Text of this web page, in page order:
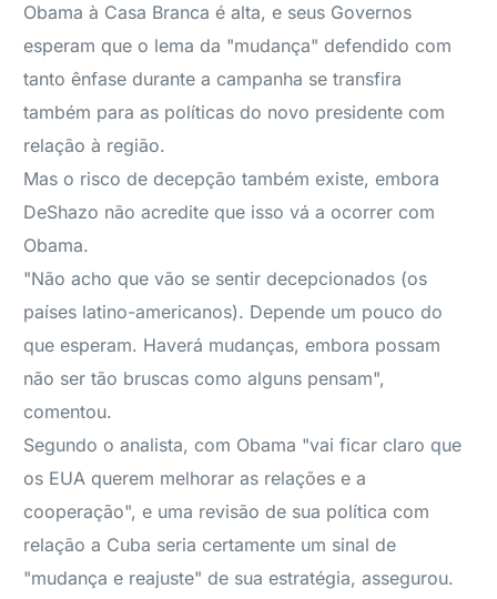
Obama à Casa Branca é alta, e seus Governos
esperam que o lema da "mudança" defendido com
tanto ênfase durante a campanha se transfira
também para as políticas do novo presidente com
relação à região.
Mas o risco de decepção também existe, embora
DeShazo não acredite que isso vá a ocorrer com
Obama.
"Não acho que vão se sentir decepcionados (os
países latino-americanos). Depende um pouco do
que esperam. Haverá mudanças, embora possam
não ser tão bruscas como alguns pensam",
comentou.
Segundo o analista, com Obama "vai ficar claro que
os EUA querem melhorar as relações e a
cooperação", e uma revisão de sua política com
relação a Cuba seria certamente um sinal de
"mudança e reajuste" de sua estratégia, assegurou.